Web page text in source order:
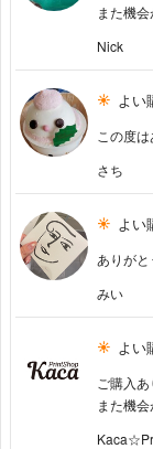
また機
Nick
よい
この度
さち
よい
ありが
みい
よい
ご購入
また機